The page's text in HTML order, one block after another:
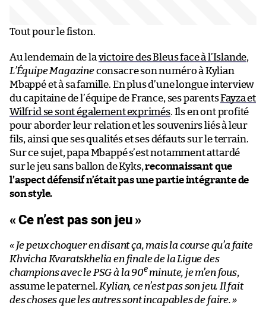
Tout pour le fiston.
Au lendemain de la victoire des Bleus face à l’Islande,
L’Équipe Magazineconsacre son numéro à Kylian
Mbappé et à sa famille. En plus d’une longue interview
du capitaine de l’équipe de France, ses parentsFayza et
Wilfrid se sont également exprimés. Ils en ont profité
pour aborder leur relation et les souvenirs liés à leur
fils, ainsi que ses qualités et ses défauts sur le terrain.
Sur ce sujet, papa Mbappé s’est notamment attardé
sur le jeu sans ballon de Kyks,reconnaissant que
l’aspect défensif n’était pas une partie intégrante de
son style.
« Ce n’est pas son jeu »
« Je peux choquer en disant ça, mais la course qu’a faite
Khvicha Kvaratskhelia en finale de la Ligue des
champions avec le PSG à la 90eminute, je m’en fous,
assume le paternel. Kylian, ce n’est pas son jeu. Il fait
des choses que les autres sont incapables de faire.»